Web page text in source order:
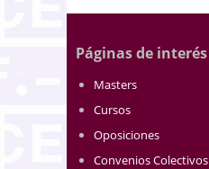
Páginas de interés
Masters
Cursos
Oposiciones
Convenios Colectivos